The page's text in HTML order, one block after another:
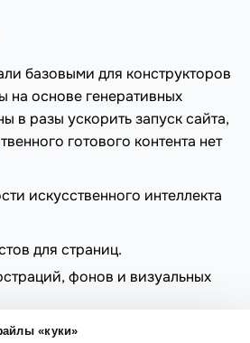
«куки»
базовыми для конструкторов
на основе генеративных
в разы ускорить запуск сайта,
готового контента нет
искусственного интеллекта
для страниц.
фонов и визуальных
дизайна.